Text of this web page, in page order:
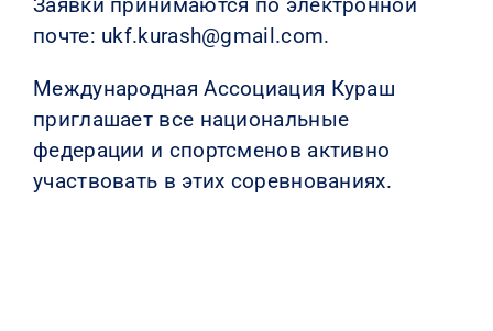
почте: ukf.kurash@gmail.com.
Международная Ассоциация Кураш
приглашает все национальные
федерации и спортсменов активно
участвовать в этих соревнованиях.